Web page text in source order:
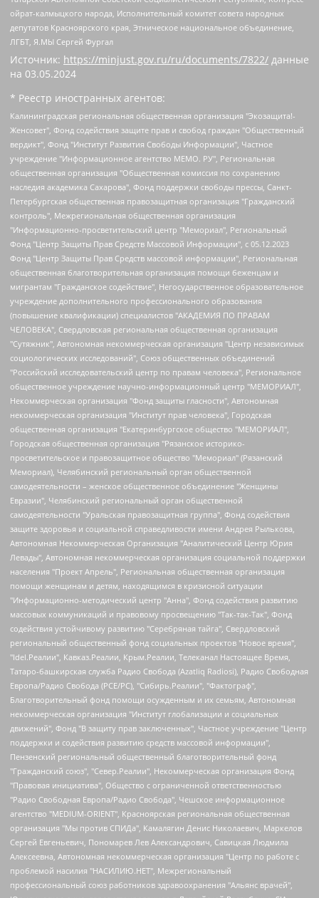
ойрат-калмыцкого народа, Исполнительный комитет совета народных
депутатов Красноярского края, Этническое национальное объединение,
ЛГБТ, Я.МЫ Сергей Фургал
Источник: https://minjust.gov.ru/ru/documents/7822/ данные
на 03.05.2024
* Реестр иностранных агентов:
Калининградская региональная общественная организация "Экозащита!-Женсовет", Фонд содействия защите прав и свобод граждан "Общественный вердикт", Фонд "Институт Развития Свободы Информации", Частное учреждение "Информационное агентство МЕМО. РУ", Региональная общественная организация "Общественная комиссия по сохранению наследия академика Сахарова", Фонд поддержки свободы прессы, Санкт-Петербургская общественная правозащитная организация "Гражданский контроль", Межрегиональная общественная организация "Информационно-просветительский центр "Мемориал", Региональный Фонд "Центр Защиты Прав Средств Массовой Информации", с 05.12.2023 Фонд "Центр Защиты Прав Средств массовой информации", Региональная общественная благотворительная организация помощи беженцам и мигрантам "Гражданское содействие", Негосударственное образовательное учреждение дополнительного профессионального образования (повышение квалификации) специалистов "АКАДЕМИЯ ПО ПРАВАМ ЧЕЛОВЕКА", Свердловская региональная общественная организация "Сутяжник", Автономная некоммерческая организация "Центр независимых социологических исследований", Союз общественных объединений "Российский исследовательский центр по правам человека", Региональное общественное учреждение научно-информационный центр "МЕМОРИАЛ", Некоммерческая организация "Фонд защиты гласности", Автономная некоммерческая организация "Институт прав человека", Городская общественная организация "Екатеринбургское общество "МЕМОРИАЛ", Городская общественная организация "Рязанское историко-просветительское и правозащитное общество "Мемориал" (Рязанский Мемориал), Челябинский региональный орган общественной самодеятельности – женское общественное объединение "Женщины Евразии", Челябинский региональный орган общественной самодеятельности "Уральская правозащитная группа", Фонд содействия защите здоровья и социальной справедливости имени Андрея Рылькова, Автономная Некоммерческая Организация "Аналитический Центр Юрия Левады", Автономная некоммерческая организация социальной поддержки населения "Проект Апрель", Региональная общественная организация помощи женщинам и детям, находящимся в кризисной ситуации "Информационно-методический центр "Анна", Фонд содействия развитию массовых коммуникаций и правовому просвещению "Так-так-Так", Фонд содействия устойчивому развитию "Серебряная тайга", Свердловский региональный общественный фонд социальных проектов "Новое время", "Idel.Реалии", Кавказ.Реалии, Крым.Реалии, Телеканал Настоящее Время, Татаро-башкирская служба Радио Свобода (Azatliq Radiosi), Радио Свободная Европа/Радио Свобода (PCE/PC), "Сибирь.Реалии", "Фактограф", Благотворительный фонд помощи осужденным и их семьям, Автономная некоммерческая организация "Институт глобализации и социальных движений", Фонд "В защиту прав заключенных", Частное учреждение "Центр поддержки и содействия развитию средств массовой информации", Пензенский региональный общественный благотворительный фонд "Гражданский союз", "Север.Реалии", Некоммерческая организация Фонд "Правовая инициатива", Общество с ограниченной ответственностью "Радио Свободная Европа/Радио Свобода", Чешское информационное агентство "MEDIUM-ORIENT", Красноярская региональная общественная организация "Мы против СПИДа", Камалягин Денис Николаевич, Маркелов Сергей Евгеньевич, Пономарев Лев Александрович, Савицкая Людмила Алексеевна, Автономная некоммерческая организация "Центр по работе с проблемой насилия "НАСИЛИЮ.НЕТ", Межрегиональный профессиональный союз работников здравоохранения "Альянс врачей", Юридическое лицо, зарегистрированное в Латвийской Республике, SIA "Medusa Project" (регистрационный номер 40103797863, дата регистрации 10.06.2014), Некоммерческая организация "Фонд по борьбе с коррупцией", Автономная некоммерческая организация "Институт права и публичной политики", Баданин Роман Сергеевич, Гликин Максим Александрович, Железнова Мария Михайловна, Лукьянова Юлия Сергеевна, Маетная Елизавета Витальевна, Маняхин Петр Борисович, Чуракова Ольга Владимировна, Ярош Юлия Петровна, Юридическое лицо "The Insider SIA", зарегистрированное в Риге, Латвийская Республика (дата регистрации 26.06.2015), являющееся администратором доменного имени интернет-издания "The Insider SIA", https://theins.ru, Постернак Алексей Евгеньевич, Рубин Михаил Аркадьевич, Анин Роман Александрович, Юридическое лицо Istories fonds, зарегистрированное в Латвийской Республике (регистрационный номер 50008295751, дата регистрации 24.02.2020), Великовский Дмитрий Александрович, Долинина Ирина Николаевна, Мароховская Алеся Алексеевна, Шлейнов Роман Юрьевич, Шмагун Олеся Валентиновна, Общество с ограниченной ответственностью "Альтаир 2021", Общество с ограниченной ответственностью "Вега 2021", Общество с ограниченной ответственностью "Главный редактор 2021", Общество с ограниченной ответственностью "Ромашки монолит", Важенков Артем Валерьевич, Ивановская областная общественная организация "Центр гендерных исследований", Гурман Юрий Альбертович, Медиапроект "ОВД-Инфо", Егоров Владимир Владимирович, Жилинский Владимир Александрович, Общество с ограниченной ответственностью "ЗП", Иванова София Юрьевна, Карезина Инна Павловна, Кильтау Екатерина Викторовна, Петров Алексей Викторович, Пискунов Сергей Евгеньевич, Смирнов Сергей Сергеевич, Тихонов Михаил Сергеевич, Общество с ограниченной ответственностью "ЖУРНАЛИСТ-ИНОСТРАННЫЙ АГЕНТ", Арапова Галина Юрьевна, Вольтская Татьяна Анатольевна, Американская компания "Mason G.E.S. Anonymous Foundation" (США), являющаяся владельцем интернет-издания https://mnews.world/, Компания "Stichting Bellingcat", зарегистрированная в Нидерландах (дата регистрации 11.07.2018), Захаров Андрей Вячеславович, Клепиковская Екатерина Дмитриевна, Общество с ограниченной ответственностью "МЕМО", Перл Роман Александрович, Симонов Евгений Алексеевич, Соловьева Елена Анатольевна, Сотников Даниил Владимирович, Сурначева Елизавета Дмитриевна, Автономная некоммерческая организация по защите прав человека и информированию населения "Якутия – Наше Мнение", Общество с ограниченной ответственностью "Москоу диджитал медиа", с 26.01.2023 Общество с ограниченной ответственностью "Чайка Белые сады", Ветошкина Валерия Валерьевна, Заговора Максим Александрович, Межрегиональное общественное движение "Российская ЛГБТ - сеть", Оленичев Максим Владимирович, Павлов Иван Юрьевич, Скворцова Елена Сергеевна, Общество с ограниченной ответственностью "Как бы инагент", Кочетков Игорь Викторович, Общество с ограниченной ответственностью "Честные выборы", Еланчик Олег Александрович, Общество с ограниченной ответственностью "Нобелевский призыв", Гималова Регина Эмилевна, Григорьев Андрей Валерьевич, Григорьева Алина Александровна, Ассоциация по содействию защите прав призывников, альтернативнослужащих и военнослужащих "Правозащитная группа "Гражданин.Армия.Право", Хисамова Регина Фаритовна, Автономная некоммерческая организация по реализации социально-правовых программ "Лилит", Дальневосточное общественное движение "Маяк", Санкт-Петербургская ЛГБТ-инициативная группа "Выход", Инициативная группа ЛГБТ+ "Реверс", Алексеев Андрей Викторович, Бекбулатова Таисия Львовна, Беляев Иван Михайлович, Владыкина Елена Сергеевна, Гельман Марат Александрович, Никульшина Вероника Юрьевна, Толоконникова Надежда Андреевна, Шендерович Виктор Анатольевич, Общество с ограниченной ответственностью "Данное сообщение", Общество с ограниченной ответственностью Издательский дом "Новая глава", Айнбиндер Александра Александровна, Московский комьюнити-центр для ЛГБТ+инициатив, Благотворительный фонд развития филантропии, Deutsche Welle (Германия, Kurt-Schumacher-Strasse 3, 53113 Bonn), Борзунова Мария Михайловна, Воробьев Виктор Викторович, Голубева Анна Львовна, Константинова Алла Михайловна, Малкова Ирина Владимировна, Мурадов Мурад Абдулгалимович, Осетинская Елизавета Николаевна, Понасенков Евгений Николаевич, Ганапольский Матвей Юрьевич, Киселев Евгений Алексеевич, Борухович Ирина Григорьевна, Дремин Иван Тимофеевич, Дубровский Дмитрий Викторович, Красноярская региональная общественная организация поддержки и развития альтернативных образовательных технологий и межкультурных коммуникаций "ИНТЕРРА", Маяковская Екатерина Алексеевна, Фейгин Марк Захарович, Филимонов Андрей Викторович, Дзугкоева Регина Николаевна, Доброхотов Роман Александрович, Дудь Юрий Александрович, Елкин Сергей Владимирович, Кругликов Кирилл Игоревич, Сабунаева Мария Леонидовна, Семенов Алексей Владимирович, Шаинян Карен Багратович, Шульман Екатерина Михайловна, Асафьев Артур Валерьевич, Вахштайн Виктор Семенович, Венедиктов Алексей Алексеевич, Лушникова Екатерина Евгеньевна, Волков Леонид Михайлович, Невзоров Александр Глебович, Пархоменко Сергей Борисович, Сироткин Ярослав Николаевич, Кара-Мурза Владимир Владимирович, Баранова Наталья Владимировна, Гозман Леонид Яковлевич, Кагарлицкий Борис Юльевич, Климарев Михаил Валерьевич, Милов Владимир Станиславович, Автономная некоммерческая организация Краснодарский центр современного искусства "Типография", Моргенштерн Алишер Тагирович, Соболь Любовь Эдуардовна, Общество с ограниченной ответственностью "ЛИЗА НОРМ", Каспаров Гарри Кимович, Ходорковский Михаил Борисович, Общество с ограниченной ответственностью "Апрельские тезисы", Данилович Ирина Брониславовна, Кашин Олег Владимирович, Петров Николай Владимирович, Пивоваров Алексей Владимирович, Соколов Михаил Владимирович, Цветкова Юлия Владимировна, Чичваркин Евгений Александрович, Комитет против пыток/Команда против пыток, Общество с ограниченной ответственностью "Первый научный", Общество с ограниченной ответственностью "Вертолет и ко", Белоцерковская Вероника Борисовна, Кац Максим Евгеньевич, Лазарева Татьяна Юрьевна, Шаведдинов Руслан Табризович, Яшин Илья Валерьевич, Общество с ограниченной ответственностью "Иноагент ААВ", Алешковский Дмитрий Петрович, Альбац Евгения Марковна, Быков Дмитрий Львович, Галямина Юлия Евгеньевна, Лойко Сергей Леонидович, Мартынов Кирилл Константинович, Медведев Сергей Александрович, Крашенинников Федор Геннадиевич, Гордеева Катерина Вл